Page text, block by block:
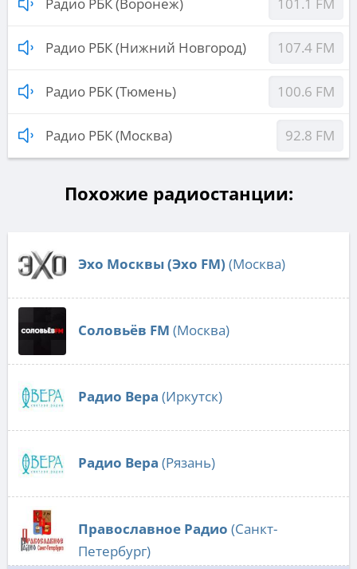
Радио РБК (Воронеж) 101.1 FM
Радио РБК (Нижний Новгород) 107.4 FM
Радио РБК (Тюмень) 100.6 FM
Радио РБК (Москва) 92.8 FM
Похожие радиостанции:
Эхо Москвы (Эхо FM) (Москва)
Соловьёв FM (Москва)
Радио Вера (Иркутск)
Радио Вера (Рязань)
Православное Радио (Санкт-
Петербург)